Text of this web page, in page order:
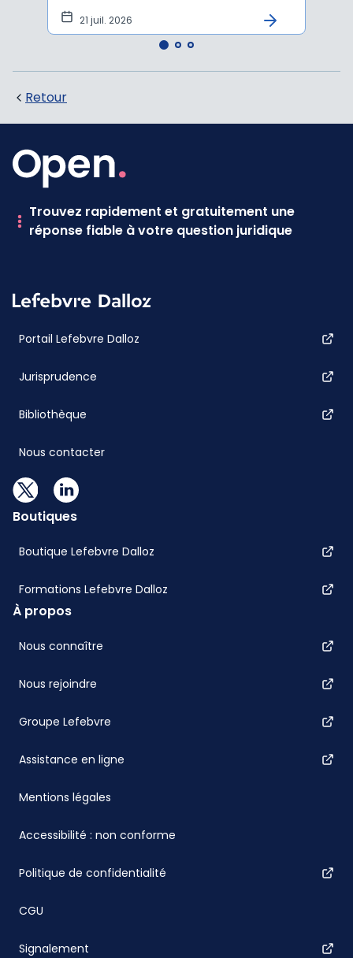
21 juil. 2026
Retour
Trouvez rapidement et gratuitement une
réponse fiable à votre question juridique
Portail Lefebvre Dalloz
Jurisprudence
Bibliothèque
Nous contacter
Boutiques
Boutique Lefebvre Dalloz
Formations Lefebvre Dalloz
À propos
Nous connaître
Nous rejoindre
Groupe Lefebvre
Assistance en ligne
Mentions légales
Accessibilité : non conforme
Politique de confidentialité
CGU
Signalement